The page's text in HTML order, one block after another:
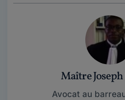
Maître
Avocat au